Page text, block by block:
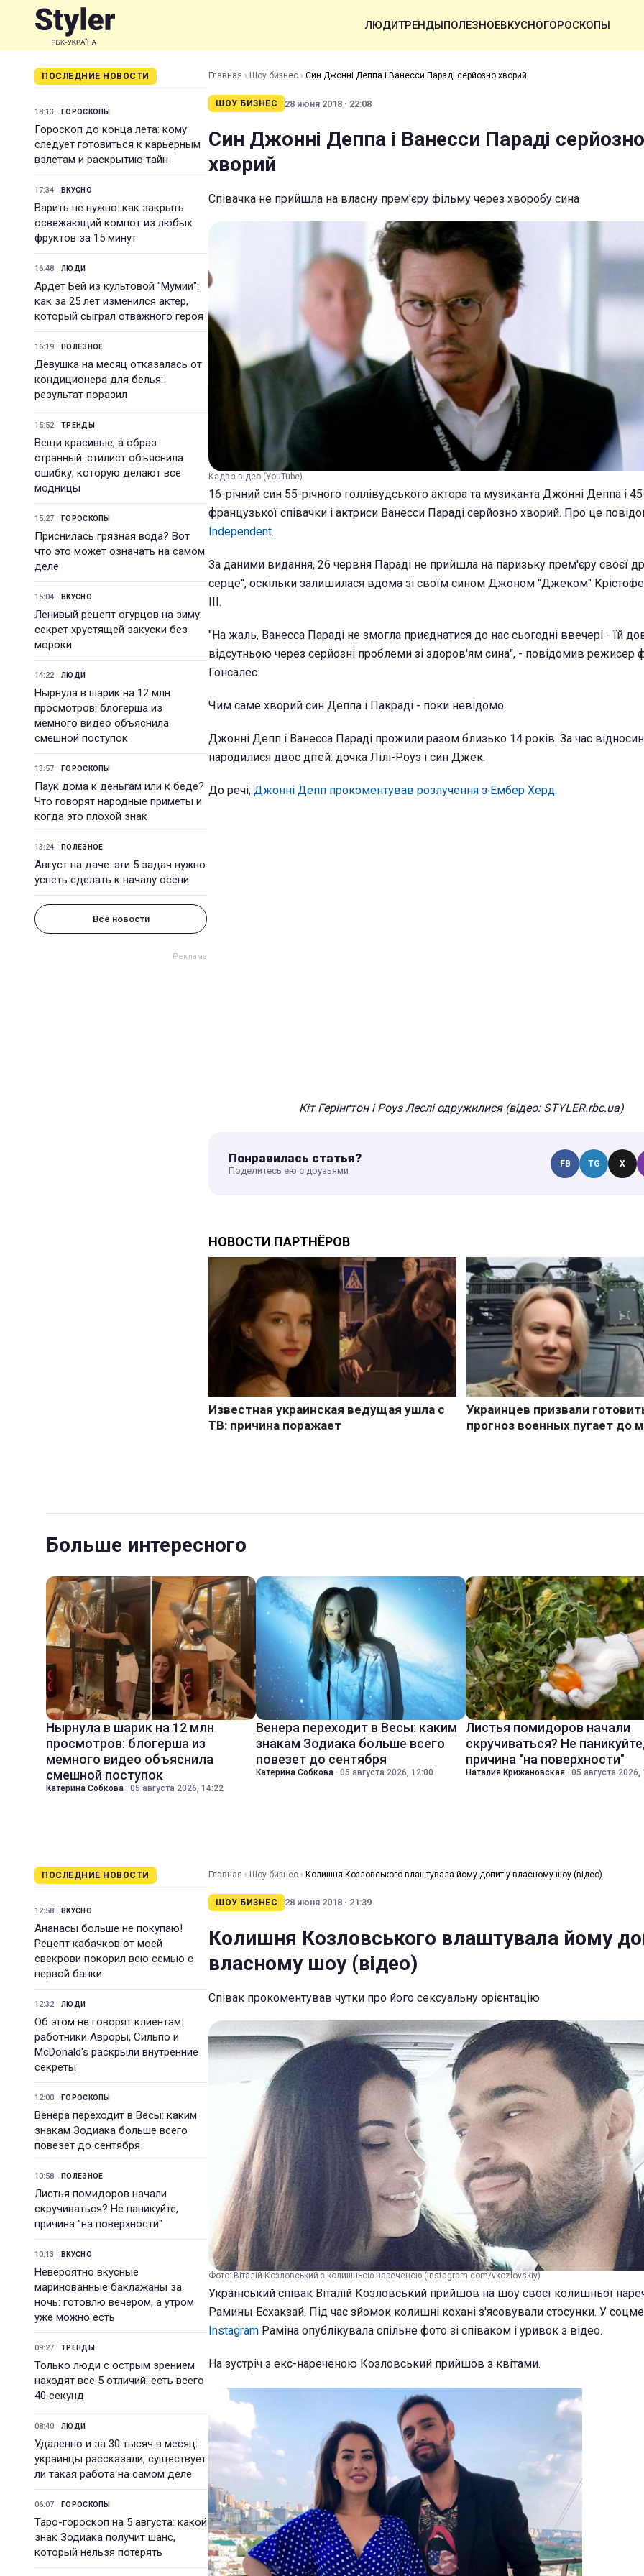
ЛЮДИТРЕНДЫПОЛЕЗНОЕВКУСНОГОРОСКОПЫ
ПОСЛЕДНИЕ НОВОСТИ
18:13 ГОРОСКОПЫ
Гороскоп до конца лета: кому
следует готовиться к карьерным
взлетам и раскрытию тайн
17:34 ВКУСНО
Варить не нужно: как закрыть
освежающий компот из любых
фруктов за 15 минут
16:48 ЛЮДИ
Ардет Бей из культовой "Мумии":
как за 25 лет изменился актер,
который сыграл отважного героя
16:19 ПОЛЕЗНОЕ
Девушка на месяц отказалась от
кондиционера для белья:
результат поразил
15:52 ТРЕНДЫ
Вещи красивые, а образ
странный: стилист объяснила
ошибку, которую делают все
модницы
15:27 ГОРОСКОПЫ
Приснилась грязная вода? Вот
что это может означать на самом
деле
15:04 ВКУСНО
Ленивый рецепт огурцов на зиму:
секрет хрустящей закуски без
мороки
14:22 ЛЮДИ
Нырнула в шарик на 12 млн
просмотров: блогерша из
мемного видео объяснила
смешной поступок
13:57 ГОРОСКОПЫ
Паук дома к деньгам или к беде?
Что говорят народные приметы и
когда это плохой знак
13:24 ПОЛЕЗНОЕ
Август на даче: эти 5 задач нужно
успеть сделать к началу осени
Все новости
Главная › Шоу бизнес › Син Джонні Деппа і Ванесси Параді серйозно хворий
ШОУ БИЗНЕС 28 июня 2018 · 22:08
Син Джонні Деппа і Ванесси Параді серйозно
хворий
Співачка не прийшла на власну прем'єру фільму через хворобу сина
Кадр з відео (YouTube)
16-річний син 55-річного голлівудського актора та музиканта Джонні Деппа і
французької співачки і актриси Ванесси Параді серйозно хворий. Про це
Independent.
За даними видання, 26 червня Параді не прийшла на паризьку прем'єру своєї
серце", оскільки залишилася вдома зі своїм сином Джоном "Джеком"
III.
"На жаль, Ванесса Параді не змогла приєднатися до нас сьогодні ввечері - їй
відсутньою через серйозні проблеми зі здоров'ям сина", - повідомив режисер
Гонсалес.
Чим саме хворий син Деппа і Пакраді - поки невідомо.
Джонні Депп і Ванесса Параді прожили разом близько 14 років. За час
народилися двоє дітей: дочка Лілі-Роуз і син Джек.
До речі, Джонні Депп прокоментував розлучення з Ембер Херд.
Кіт Герінґтон і Роуз Леслі одружилися (відео: STYLER.rbc.ua)
Понравилась статья?
Поделитесь ею с друзьями
FB TG X
Больше интересного
Нырнула в шарик на 12 млн
просмотров: блогерша из
мемного видео объяснила
смешной поступок
Катерина Собкова · 05 августа 2026, 14:22
Венера переходит в Весы: каким
знакам Зодиака больше всего
повезет до сентября
Катерина Собкова · 05 августа 2026, 12:00
Листья помидоров начали
скручиваться? Не
причина "на поверхности"
Наталия Крижановская · 05 августа 2026,
ПОСЛЕДНИЕ НОВОСТИ
12:58 ВКУСНО
Ананасы больше не покупаю!
Рецепт кабачков от моей
свекрови покорил всю семью с
первой банки
12:32 ЛЮДИ
Об этом не говорят клиентам:
работники Авроры, Сильпо и
McDonald's раскрыли внутренние
секреты
12:00 ГОРОСКОПЫ
Венера переходит в Весы: каким
знакам Зодиака больше всего
повезет до сентября
10:58 ПОЛЕЗНОЕ
Листья помидоров начали
скручиваться? Не паникуйте,
причина "на поверхности"
10:13 ВКУСНО
Невероятно вкусные
маринованные баклажаны за
ночь: готовлю вечером, а утром
уже можно есть
09:27 ТРЕНДЫ
Только люди с острым зрением
находят все 5 отличий: есть всего
40 секунд
08:40 ЛЮДИ
Удаленно и за 30 тысяч в месяц:
украинцы рассказали, существует
ли такая работа на самом деле
06:07 ГОРОСКОПЫ
Таро-гороскоп на 5 августа: какой
знак Зодиака получит шанс,
который нельзя потерять
Главная › Шоу бизнес › Колишня Козловського влаштувала йому допит у власному шоу (відео)
ШОУ БИЗНЕС 28 июня 2018 · 21:39
Колишня Козловського влаштувала йому
власному шоу (відео)
Співак прокоментував чутки про його сексуальну орієнтацію
Фото: Віталій Козловський з колишньою нареченою (instagram.com/vkozlovskiy)
Український співак Віталій Козловський прийшов на шоу своєї колишньої
Рамины Есхакзай. Під час зйомок колишні кохані з'ясовували стосунки. У
Instagram Раміна опублікувала спільне фото зі співаком і уривок з відео.
На зустріч з екс-нареченою Козловський прийшов з квітами.